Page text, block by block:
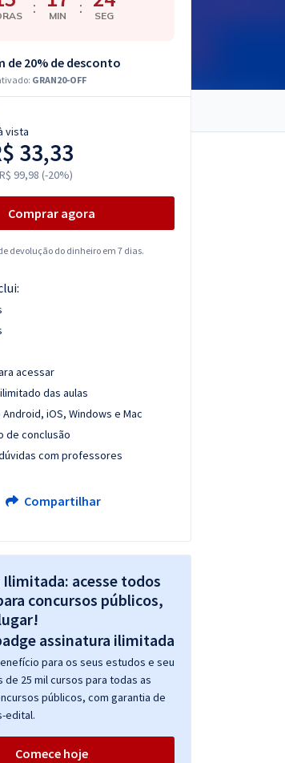
: MIN : SEG
de 20% de desconto
GRAN20-OFF
vista
33,33
99,98 (-20%)
Comprar agora
devolução do dinheiro em 7 dias.
acessar
das aulas
iOS, Windows e Mac
de conclusão
com professores
Compartilhar
acesse todos
concursos públicos,
para os seus estudos e seu
de 25 mil cursos para todas as
públicos, com garantia de
edital.
Comece hoje